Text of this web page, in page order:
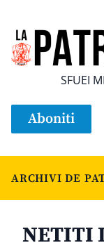
SFUEI
Aboniti
ARCHIVI DE
NETITI